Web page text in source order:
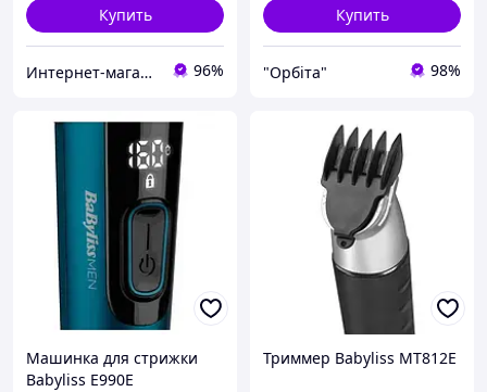
Купить
Интернет-магазин "Лойер" 96%
Купить
"Орбіта" 98%
Машинка для стрижки
Babyliss E990E
Триммер Babyliss MT812E